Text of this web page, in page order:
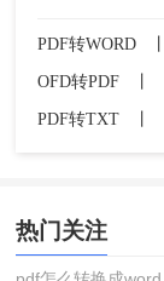
PDF转WORD
OFD转PDF
PDF转TXT
热门关注